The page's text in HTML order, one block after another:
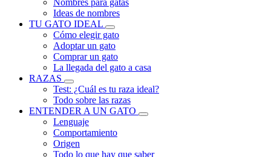
Nombres para gatas
Ideas de nombres
TU GATO IDEAL
Cómo elegir gato
Adoptar un gato
Comprar un gato
La llegada del gato a casa
RAZAS
Test: ¿Cuál es tu raza ideal?
Todo sobre las razas
ENTENDER A UN GATO
Lenguaje
Comportamiento
Origen
Todo lo que hay que saber